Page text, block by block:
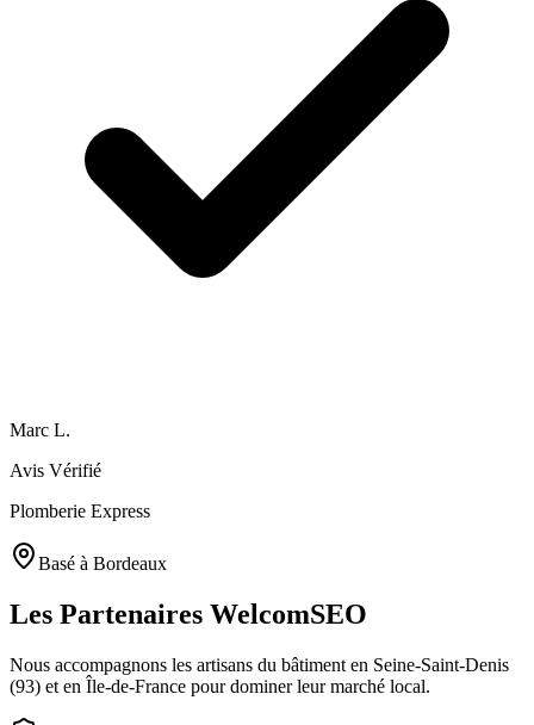
Marc L.
Avis Vérifié
Plomberie Express
Basé à Bordeaux
Les Partenaires WelcomSEO
Nous accompagnons les artisans du bâtiment en Seine-Saint-Denis
(93) et en Île-de-France pour dominer leur marché local.